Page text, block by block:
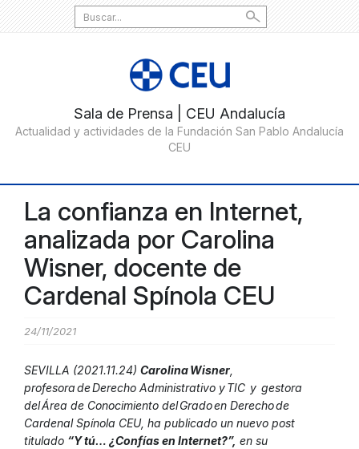
Search
for:
La confianza en Internet,
analizada por Carolina
Wisner, docente de
Cardenal Spínola CEU
24/11/2021
SEVILLA (2021.11.24) Carolina Wisner
profesora de Derecho Administrativo y TIC y gestora
del Área de Conocimiento del Grado en Derecho de
Cardenal Spínola CEU, ha publicado un nuevo post
titulado “Y tú… ¿Confías en Internet?”, en su